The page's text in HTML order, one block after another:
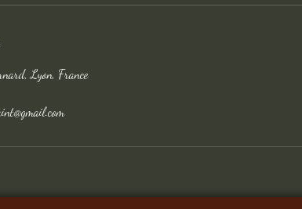
Lyon, France